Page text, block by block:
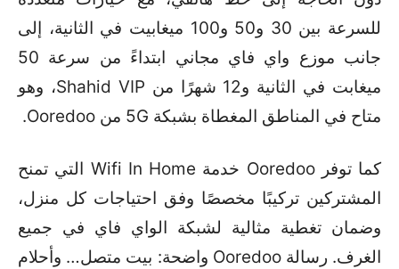
للسرعة بين 30 و50 و100 ميغابيت في الثانية، إلى
جانب موزع واي فاي مجاني ابتداءً من سرعة 50
ميغابت في الثانية و12 شهرًا من Shahid VIP، وهو
متاح في المناطق المغطاة بشبكة 5G من Ooredoo.
كما توفر Ooredoo خدمة Wifi In Home التي تمنح
المشتركين تركيبًا مخصصًا وفق احتياجات كل منزل،
وضمان تغطية مثالية لشبكة الواي فاي في جميع
الغرف. رسالة Ooredoo واضحة: بيت متصل… وأحلام